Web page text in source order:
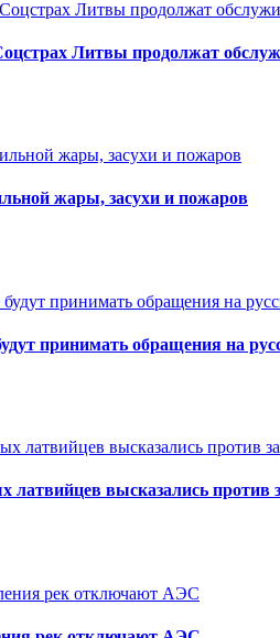
Литвы продолжат
жары, засухи и пожаров
принимать обращения на
высказались против